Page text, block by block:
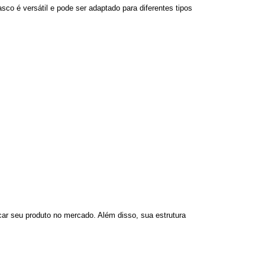
é versátil e pode ser adaptado para diferentes tipos
seu produto no mercado. Além disso, sua estrutura